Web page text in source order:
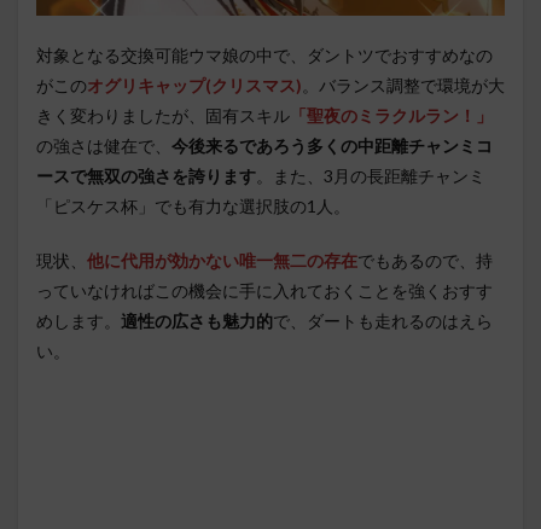
対象となる交換可能ウマ娘の中で、ダントツでおすすめなの
がこのオグリキャップ(クリスマス)。バランス調整で環境が大
きく変わりましたが、固有スキル 「聖夜のミラクルラン！」
の強さは健在で、 今後来るであろう多くの中距離チャンミコ
ースで無双の強さを誇ります。また、3月の長距離チャンミ
「ピスケス杯」でも有力な選択肢の1人。
現状、 他に代用が効かない唯一無二の存在でもあるので、持
っていなければこの機会に手に入れておくことを強くおすす
めします。 適性の広さも魅力的で、ダートも走れるのはえら
い。